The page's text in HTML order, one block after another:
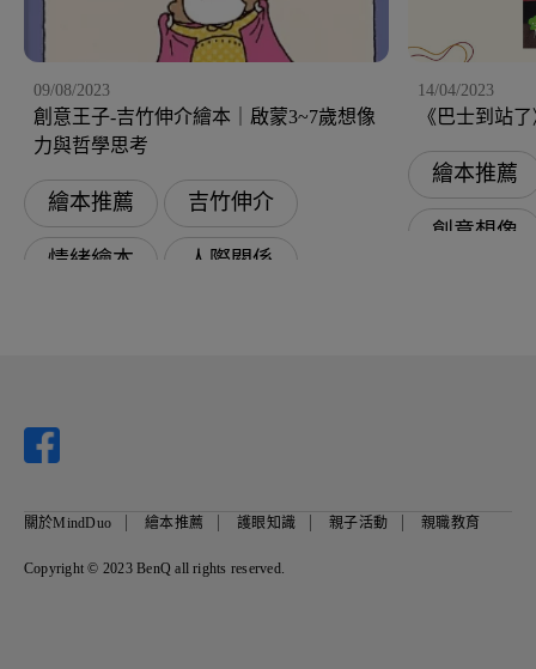
09/08/2023
創意王子-吉竹伸介繪本｜啟蒙3~7歲想像
力與哲學思考
繪本推薦 吉竹伸介
情緒繪本 人際關係
14/04/2023
《巴士到站
繪本推薦
創意想像
Copyright © 2023 BenQ all rights reserved.
關於MindDuo 繪本推薦 護眼知識 親子活動 親職教育